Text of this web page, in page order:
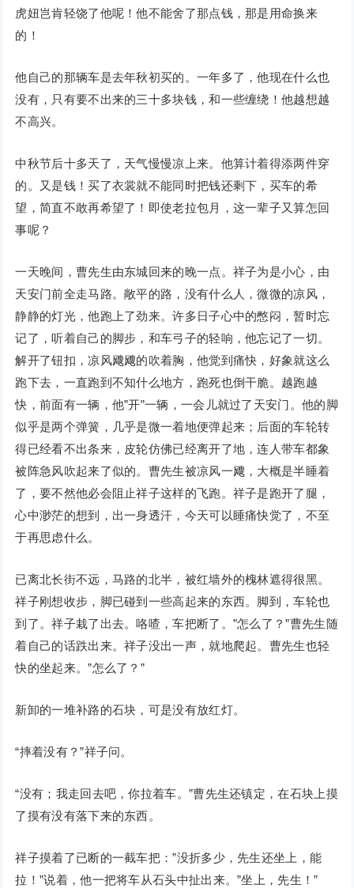
虎妞岂肯轻饶了他呢！他不能舍了那点钱，那是用命换来
的！
他自己的那辆车是去年秋初买的。一年多了，他现在什么也
没有，只有要不出来的三十多块钱，和一些缠绕！他越想越
不高兴。
中秋节后十多天了，天气慢慢凉上来。他算计着得添两件穿
的。又是钱！买了衣裳就不能同时把钱还剩下，买车的希
望，简直不敢再希望了！即使老拉包月，这一辈子又算怎回
事呢？
一天晚间，曹先生由东城回来的晚一点。祥子为是小心，由
天安门前全走马路。敞平的路，没有什么人，微微的凉风，
静静的灯光，他跑上了劲来。许多日子心中的憋闷，暂时忘
记了，听着自己的脚步，和车弓子的轻响，他忘记了一切。
解开了钮扣，凉风飕飕的吹着胸，他觉到痛快，好象就这么
跑下去，一直跑到不知什么地方，跑死也倒干脆。越跑越
快，前面有一辆，他”开”一辆，一会儿就过了天安门。他的脚
似乎是两个弹簧，几乎是微一着地便弹起来；后面的车轮转
得已经看不出条来，皮轮仿佛已经离开了地，连人带车都象
被阵急风吹起来了似的。曹先生被凉风一飕，大概是半睡着
了，要不然他必会阻止祥子这样的飞跑。祥子是跑开了腿，
心中渺茫的想到，出一身透汗，今天可以睡痛快觉了，不至
于再思虑什么。
已离北长街不远，马路的北半，被红墙外的槐林遮得很黑。
祥子刚想收步，脚已碰到一些高起来的东西。脚到，车轮也
到了。祥子栽了出去。咯喳，车把断了。”怎么了？”曹先生随
着自己的话跌出来。祥子没出一声，就地爬起。曹先生也轻
快的坐起来。”怎么了？”
新卸的一堆补路的石块，可是没有放红灯。
“摔着没有？”祥子问。
“没有；我走回去吧，你拉着车。”曹先生还镇定，在石块上摸
了摸有没有落下来的东西。
祥子摸着了已断的一截车把：”没折多少，先生还坐上，能
拉！”说着，他一把将车从石头中扯出来。”坐上，先生！”